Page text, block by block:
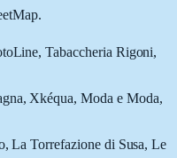
Tabaccheria Rigoni,
Xkéqua, Moda e Moda,
La Torrefazione di Susa, Le